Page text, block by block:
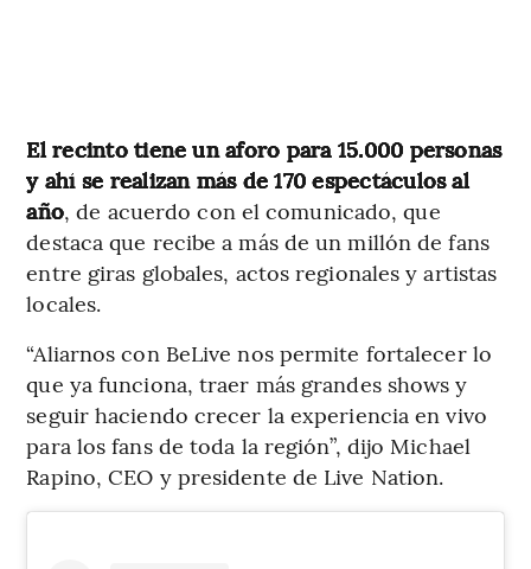
El recinto tiene un aforo para 15.000 personas
y ahí se realizan más de 170 espectáculos al
año, de acuerdo con el comunicado, que
destaca que recibe a más de un millón de fans
entre giras globales, actos regionales y artistas
locales.
“Aliarnos con BeLive nos permite fortalecer lo
que ya funciona, traer más grandes shows y
seguir haciendo crecer la experiencia en vivo
para los fans de toda la región”, dijo Michael
Rapino, CEO y presidente de Live Nation.